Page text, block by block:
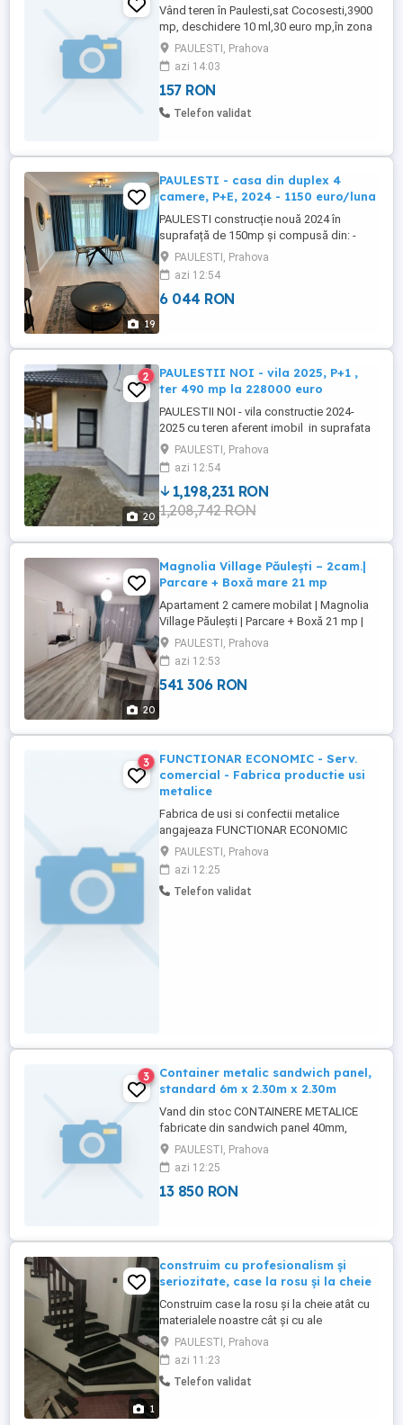
Vând teren în Paulesti,sat Cocosesti,3900
mp, deschidere 10 ml,30 euro mp,în zona
din dreapta la întrarea în Cocosesti
(stadion),zonă în plina dezvoltare de case
noi.Terenul are cadastru și este înscris în
Cartea Funciară. Tel:
PAULESTI, Prahova
azi 14:03
157 RON
Telefon validat
19
PAULESTI - casa din duplex 4
camere, P+E, 2024 - 1150 euro/luna
PAULESTI construcție nouă 2024 în
suprafață de 150mp și compusă din: -
parter:hol,bucătărie open space, grup
sanitar, spațiu tehnic, living.-etaj 1:scara
acces etaj,hol,dormitor 1 cu dressing,
dormitor 2 matrimonial cu baie proprie,
PAULESTI, Prahova
azi 12:54
6 044 RON
20
2
PAULESTII NOI - vila 2025, P+1 ,
ter 490 mp la 228000 euro
PAULESTII NOI - vila constructie 2024-
2025 cu teren aferent imobil in suprafata
totala de 490 mp cu deschidere de 29 ml .
Casa este constructie noua din cadre
beton si caramida tip Protherm, P+1 avand
o suprafata desfasurata de 198 mp,
amprenta la sol de 112 mp si o suprafata
PAULESTI, Prahova
azi 12:54
1,198,231 RON
1,208,742 RON
20
Magnolia Village Păulești – 2cam.|
Parcare + Boxă mare 21 mp
Apartament 2 camere mobilat | Magnolia
Village Păulești | Parcare + Boxă 21 mp |
Bloc 2020Vă propunem spre vânzare un
apartament modern cu 2 camere,
decomandat , complet mobilat și utilat,
situat în Magnolia Village – Păulești, unul
PAULESTI, Prahova
azi 12:53
541 306 RON
3
FUNCTIONAR ECONOMIC - Serv.
comercial - Fabrica productie usi
metalice
Fabrica de usi si confectii metalice
angajeaza FUNCTIONAR ECONOMIC
pentru departamentul comercial. Se
asigura transport din Ploiesti si tichete de
masa. Trimiteti CV cu poza pe email:
PAULESTI, Prahova
azi 12:25
Telefon validat
3
Container metalic sandwich panel,
standard 6m x 2.30m x 2.30m
Vand din stoc CONTAINERE METALICE
fabricate din sandwich panel 40mm,
utilate cu usa metalica si fereastra din
geam termopan noi, structura metalica
reconditionata. Dimensiuni standard: 6m x
2.30m x 2.30m .
PAULESTI, Prahova
azi 12:25
13 850 RON
1
construim cu profesionalism și
seriozitate, case la rosu și la cheie
Construim case la rosu și la cheie atât cu
materialele noastre cât și cu ale
beneficiarului. Pentru detalii și oferte ne
puteți contacta pe adresa de e-mail sau la
nr de tel .
PAULESTI, Prahova
azi 11:23
Telefon validat